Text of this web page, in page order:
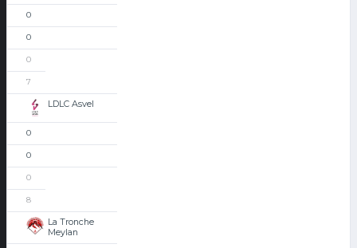
0
0
0
7
LDLC Asvel
0
0
0
8
La Tronche
Meylan